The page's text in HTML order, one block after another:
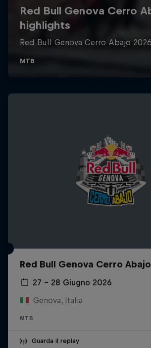
Red Bull Genova Cerro Abajo
27 – 28 Giugno 2026
Genova, Italia
MTB
Guarda il replay